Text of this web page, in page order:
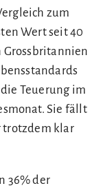
zum
Wert seit 40
Grossbritannien
Teuerung im
Sie fällt
trotzdem klar
36% der